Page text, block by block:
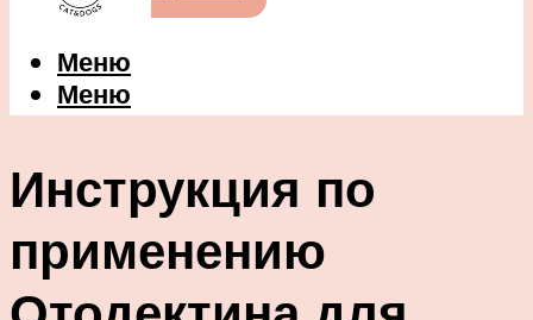
Меню
Меню
Инструкция по
применению